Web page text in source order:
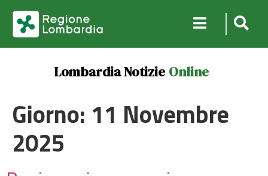
Lombardia Notizie Online
Giorno: 11 Novembre
2025